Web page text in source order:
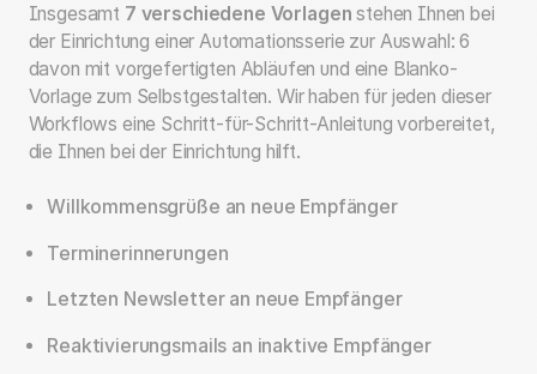
Insgesamt 7 verschiedene Vorlagen stehen Ihnen bei
der Einrichtung einer Automationsserie zur Auswahl: 6
davon mit vorgefertigten Abläufen und eine Blanko-
Vorlage zum Selbstgestalten. Wir haben für jeden dieser
Workflows eine Schritt-für-Schritt-Anleitung vorbereitet,
die Ihnen bei der Einrichtung hilft.
Willkommensgrüße an neue Empfänger
Terminerinnerungen
Letzten Newsletter an neue Empfänger
Reaktivierungsmails an inaktive Empfänger